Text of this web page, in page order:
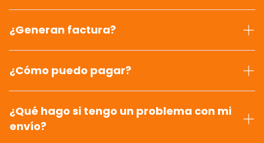
¿Generan factura?
¿Cómo puedo pagar?
¿Qué hago si tengo un problema con mi
envío?